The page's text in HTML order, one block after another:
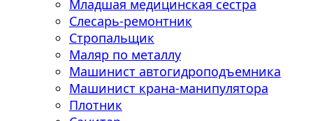
Младшая медицинская сестра
Слесарь-ремонтник
Стропальщик
Маляр по металлу
Машинист автогидроподъемника
Машинист крана-манипулятора
Плотник